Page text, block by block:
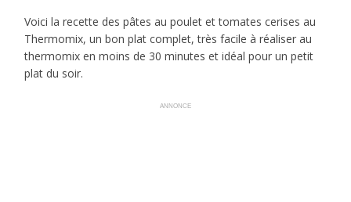
Voici la recette des pâtes au poulet et tomates cerises au
Thermomix, un bon plat complet, très facile à réaliser au
thermomix en moins de 30 minutes et idéal pour un petit
plat du soir.
ANNONCE